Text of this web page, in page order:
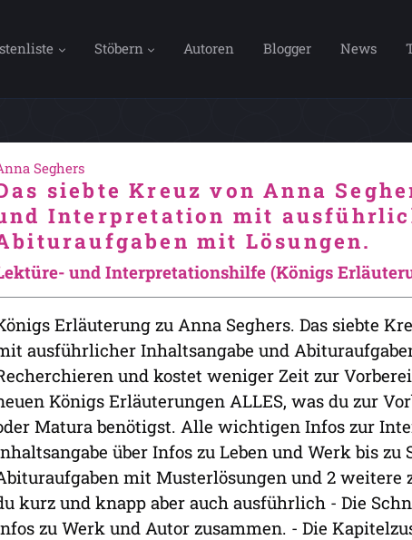
Stöbern Autoren Blogger News
Seghers
siebte Kreuz von Anna
Interpretation mit
mit Lösungen.
und Interpretationshilfe (Königs
Erläuterung zu Anna Seghers. Das siebte
ausführlicher Inhaltsangabe und
und kostet weniger Zeit zur
Königs Erläuterungen ALLES, was du zur
Matura benötigst. Alle wichtigen Infos zur
über Infos zu Leben und Werk bis zu
mit Musterlösungen und 2 weitere
kurz und knapp aber auch ausführlich - Die
zu Werk und Autor zusammen. - Die